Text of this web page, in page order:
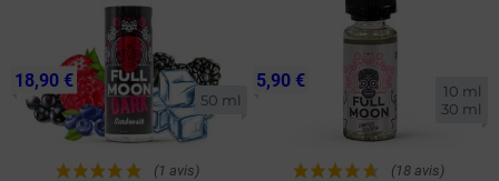
50 ml
(1 avis)
18,90 €
10 ml
30 ml
(18 avis)
5,90 €